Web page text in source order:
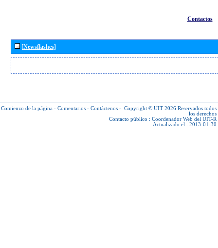
Contactos
[Newsflashes]
Comienzo de la página - Comentarios - Contáctenos - Copyright © UIT 2026 Reservados todos
los derechos
Contacto público : Coordenador Web del UIT-R
Actualizado el : 2013-01-30